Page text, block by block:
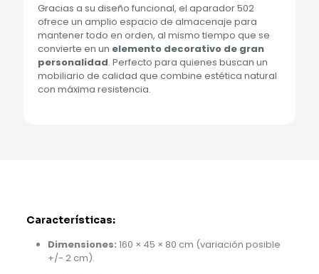
Gracias a su diseño funcional, el aparador 502
ofrece un amplio espacio de almacenaje para
mantener todo en orden, al mismo tiempo que se
convierte en un elemento decorativo de gran
personalidad. Perfecto para quienes buscan un
mobiliario de calidad que combine estética natural
con máxima resistencia.
Características:
Dimensiones: 160 × 45 × 80 cm (variación posible
+/- 2 cm).